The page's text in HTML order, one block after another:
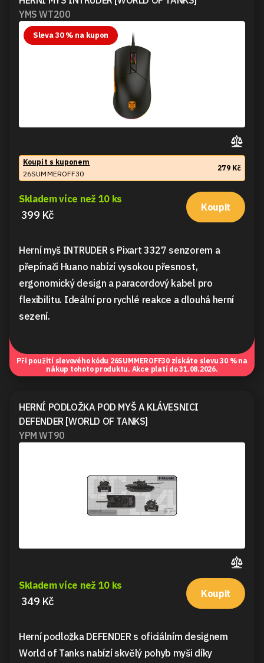
YMS WT200
Sleva 30 % na kupon
Koupit s kuponem
26SUMMEROFF30
279 Kč
Skladem více než 10 ks
399 Kč
Koupit
Herní myš INTRUDER s Pixart 3327 senzorem a
přepínači Huano nabízí vysokou přesnost,
ergonomický design a paracordový kabel pro
flexibilitu. Ideální pro rychlé reakce a dlouhá herní
sezení.
Při použití slevového kódu 26SUMMEROFF30 získáte slevu 30 % na
nákup tohoto produktu. Akce platí do 31.08.2026.
HERNÍ PODLOŽKA POD MYŠ A KLÁVESNICI
DEFENDER [WORLD OF TANKS]
YPM WT90
Skladem více než 10 ks
349 Kč
Koupit
Herní podložka DEFENDER s oficiálním designem
World of Tanks nabízí skvělý pohyb myši díky